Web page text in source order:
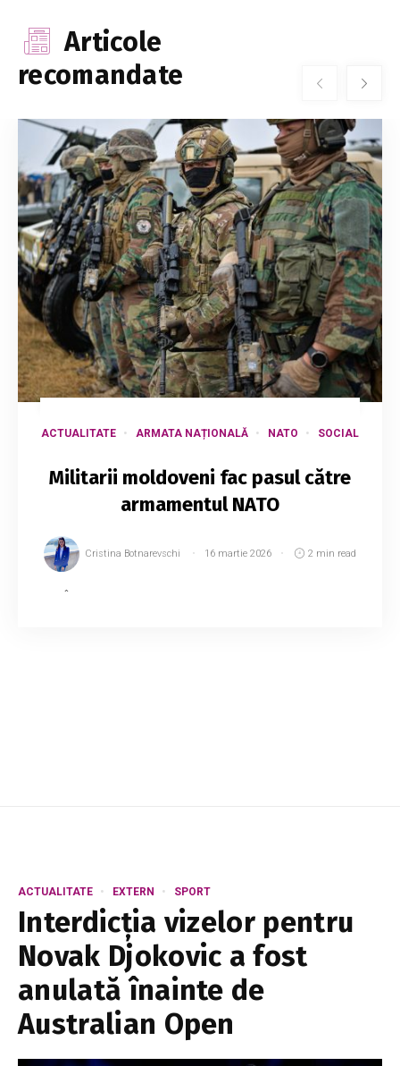
Articole
recomandate
ACTUALITATE ARMATA NAȚIONALĂ NATO SOCIAL
Militarii moldoveni fac pasul către
armamentul NATO
Cristina Botnarevschi 16 martie 2026 2 min read
ACTUALITATE EXTERN SPORT
Interdicția vizelor pentru
Novak Djokovic a fost
anulată înainte de
Australian Open